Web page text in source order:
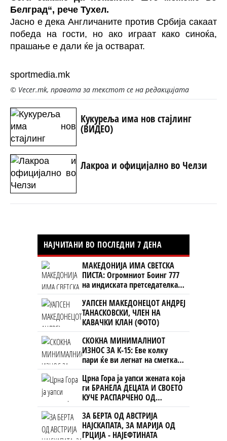
Белград“, рече Тухел.
Јасно е дека Англичаните против Србија сакаат
победа на гости, но ако играат како синоќа,
прашање е дали ќе ја остварат.
sportmedia.mk
© Vecer.mk, правата за текстот се на редакцијата
Кукуреља има нов стајлинг
(ВИДЕО)
Лакроа и официјално во Челзи
НАЈЧИТАНИ ВО ПОСЛЕДНИ 7 ДЕНА
МАКЕДОНИЈА ИМА СВЕТСКА
ПИСТА: Огромниот Боинг 777
на индиската претседателка
на Меѓународниот Аеродром
Скопје
УАПСЕН МАКЕДОНЕЦОТ АНДРЕЈ
ТАНАСКОВСКИ, ЧЛЕН НА
КАВАЧКИ КЛАН (ФОТО)
СКОКНА МИНИМАЛНИОТ
ИЗНОС ЗА К-15: Еве колку
пари ќе ви легнат на сметка
годинава
Црна Гора ја уапси жената која
ги БРАНЕЛА ДЕЦАТА И СВОЕТО
КУЧЕ РАСПАРЧЕНО ОД
ШАРПЛАНИНЕЦ?!
ЗА БЕРТА ОД АВСТРИЈА
НАЈСКАПАТА, ЗА МАРИЈА ОД
ГРЦИЈА - НАЈЕФТИНАТА